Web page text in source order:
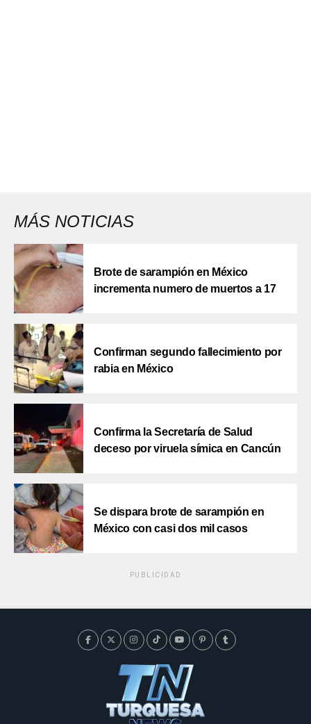
MÁS NOTICIAS
Brote de sarampión en México
incrementa numero de muertos a 17
Confirman segundo fallecimiento por
rabia en México
Confirma la Secretaría de Salud
deceso por viruela símica en Cancún
Se dispara brote de sarampión en
México con casi dos mil casos
PUBLICIDAD